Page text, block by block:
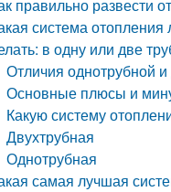
правильно развести
система
в одну или две
Отличия однотрубной
Основные плюсы и
Какую систему
Двухтрубная
Однотрубная
самая лучшая